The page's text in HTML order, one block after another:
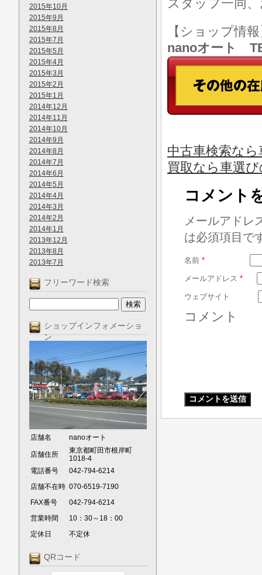
2015年10月
2015年9月
2015年8月
2015年7月
2015年5月
2015年4月
2015年3月
2015年2月
2015年1月
2014年12月
2014年11月
2014年10月
2014年9月
2014年8月
2014年7月
2014年6月
2014年5月
2014年4月
2014年3月
2014年2月
2014年1月
2013年12月
2013年8月
2013年7月
フリーワード検索
ショップインフォメーショ
ン
店舗名 nanoオート
店舗住所
東京都町田市根岸町
1018-4
電話番号
042-794-6214
店舗不在時 070-6519-7190
FAX番号
042-794-6214
営業時間
10：30～18：00
定休日
不定休
QRコード
スタッフ一同
【ショップ情
nanoオート
中古車検索な
買取なら車選
コメント
メールアドレ
は必須項目で
名前 *
メールアドレス *
ウェブサイト
コメント